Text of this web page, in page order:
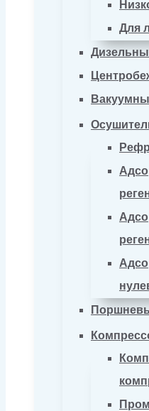
Для